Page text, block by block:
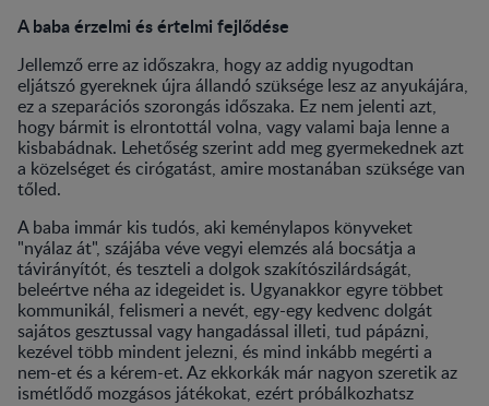
A baba érzelmi és értelmi fejlődése
Jellemző erre az időszakra, hogy az addig nyugodtan
eljátszó gyereknek újra állandó szüksége lesz az anyukájára,
ez a szeparációs szorongás időszaka. Ez nem jelenti azt,
hogy bármit is elrontottál volna, vagy valami baja lenne a
kisbabádnak. Lehetőség szerint add meg gyermekednek azt
a közelséget és cirógatást, amire mostanában szüksége van
tőled.
A baba immár kis tudós, aki keménylapos könyveket
"nyálaz át", szájába véve vegyi elemzés alá bocsátja a
távirányítót, és teszteli a dolgok szakítószilárdságát,
beleértve néha az idegeidet is. Ugyanakkor egyre többet
kommunikál, felismeri a nevét, egy-egy kedvenc dolgát
sajátos gesztussal vagy hangadással illeti, tud pápázni,
kezével több mindent jelezni, és mind inkább megérti a
nem-et és a kérem-et. Az ekkorkák már nagyon szeretik az
ismétlődő mozgásos játékokat, ezért próbálkozhatsz